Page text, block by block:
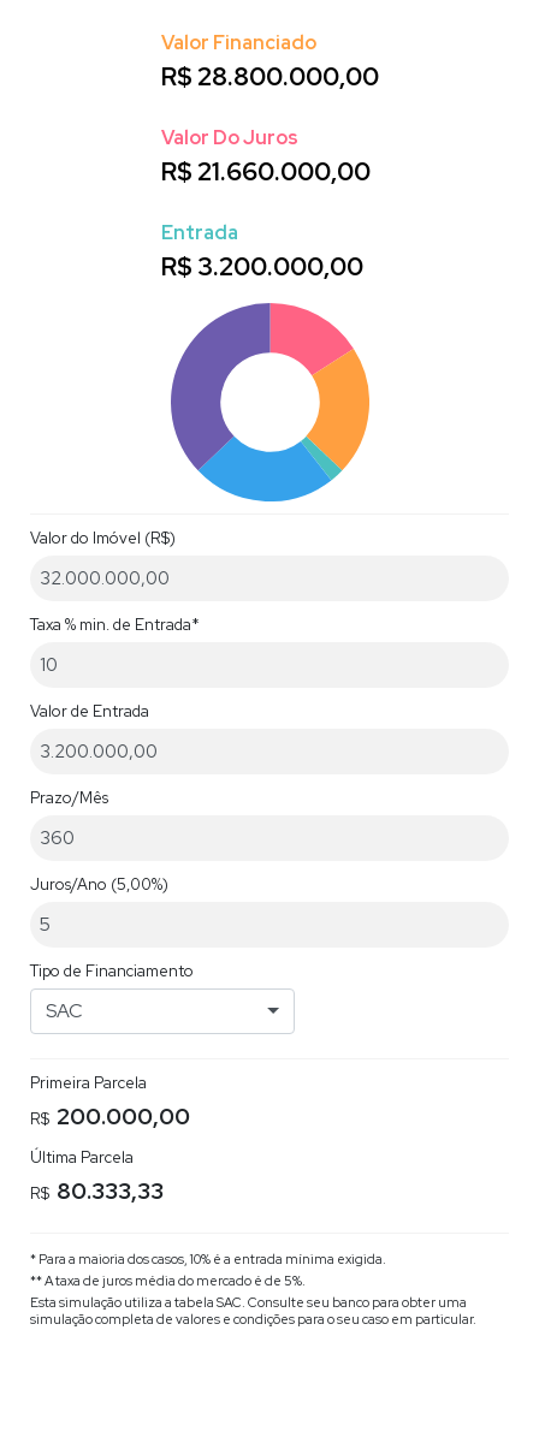
Cobertura em Balneário Camboriú
Valor Financiado
R$28.800.000,00
Valor Do Juros
R$21.660.000,00
Entrada
R$ 3.200.000,00
Valor do Imóvel (R$)
Taxa % min. de Entrada*
Valor de Entrada
Prazo/Mês
Juros/Ano (5,00%)
Tipo de Financiamento
SAC
Primeira Parcela
R$ 200.000,00
Última Parcela
R$ 80.333,33
* Para a maioria dos casos, 10% é a entrada mínima exigida.
** A taxa de juros média do mercado é de 5%.
Esta simulação utiliza a tabela SAC. Consulte seu banco para obter uma
simulação completa de valores e condições para o seu caso em particular.